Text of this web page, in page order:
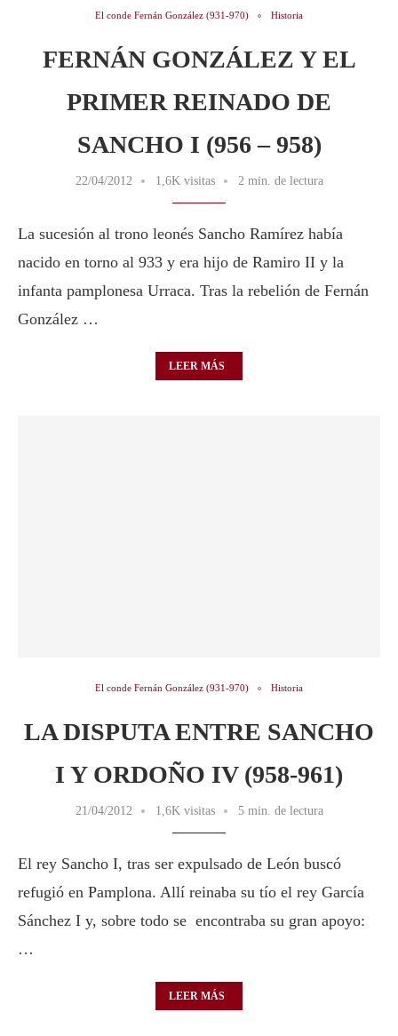
El conde Fernán González (931-970) Historia
FERNÁN GONZÁLEZ Y EL
PRIMER REINADO DE
SANCHO I (956 – 958)
22/04/2012 1,6K visitas 2 min. de lectura
La sucesión al trono leonés Sancho Ramírez había
nacido en torno al 933 y era hijo de Ramiro II y la
infanta pamplonesa Urraca. Tras la rebelión de Fernán
González …
LEER MÁS
El conde Fernán González (931-970) Historia
LA DISPUTA ENTRE SANCHO
I Y ORDOÑO IV (958-961)
21/04/2012 1,6K visitas 5 min. de lectura
El rey Sancho I, tras ser expulsado de León buscó
refugió en Pamplona. Allí reinaba su tío el rey García
Sánchez I y, sobre todo se encontraba su gran apoyo:
…
LEER MÁS